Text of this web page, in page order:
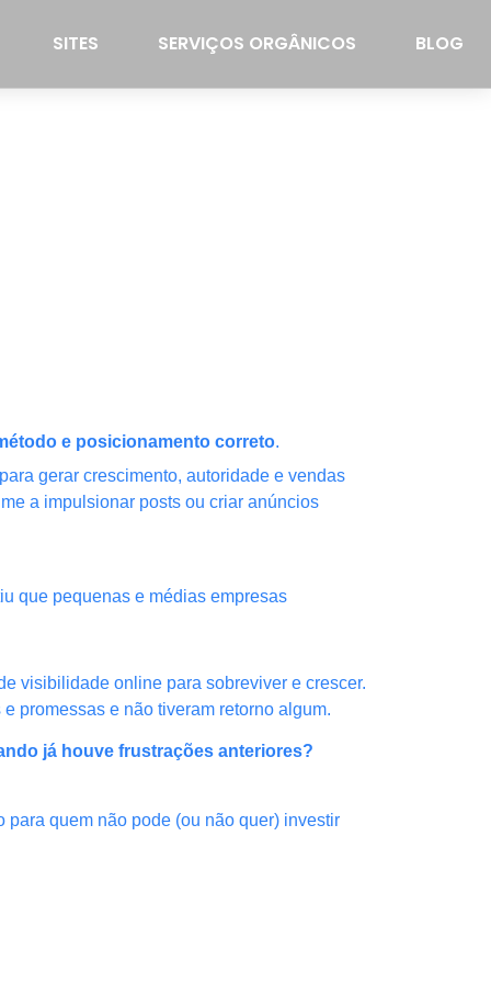
SITES SERVIÇOS ORGÂNICOS BLOG
e posicionamento correto.
gerar crescimento, autoridade e vendas
a impulsionar posts ou criar anúncios
que pequenas e médias empresas
visibilidade online para sobreviver e crescer.
promessas e não tiveram retorno algum.
já houve frustrações anteriores?
quem não pode (ou não quer) investir